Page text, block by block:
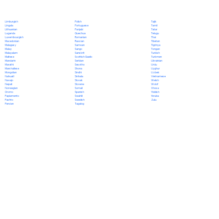
Limburgish
Lingala
Lithuanian
Luganda
Luxembourgish
Macedonian
Malagasy
Malay
Malayalam
Maltese
Mandarin
Marathi
Marshallese
Mongolian
Nahuatl
Navajo
Nepali
Norwegian
Oromo
Papiamento
Pashto
Persian
Polish
Portuguese
Punjabi
Quechua
Romanian
Russian
Samoan
Sango
Sanskrit
Scottish Gaelic
Serbian
Sesotho
Shona
Sindhi
Sinhala
Slovak
Slovene
Somali
Spanish
Swahili
Swedish
Tagalog
Tajik
Tamil
Tatar
Telugu
Thai
Tibetan
Tigrinya
Tongan
Turkish
Turkmen
Ukrainian
Urdu
Uyghur
Uzbek
Vietnamese
Welsh
Wolof
Xhosa
Yiddish
Yoruba
Zulu